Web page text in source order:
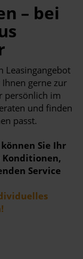
– bei
Leasingangebot
gerne zur
persönlich im
und finden
passt.
Sie Ihr
Konditionen,
Service